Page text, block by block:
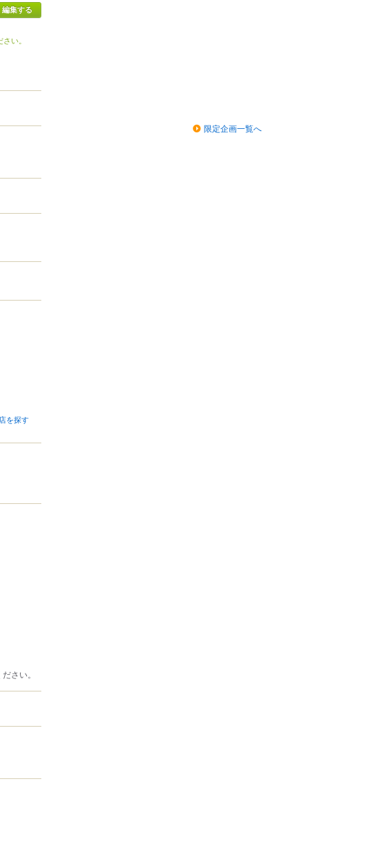
い。
を探す
さい。
限定企画一覧へ